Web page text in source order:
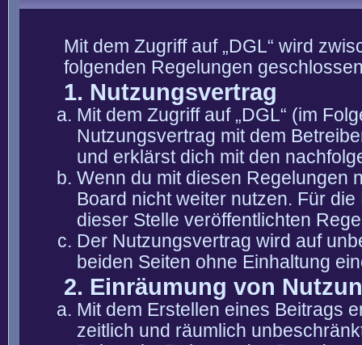
Mit dem Zugriff auf „DGL“ wird
folgenden Regelungen
1. Nutzungsvertrag
Mit dem Zugriff auf „DGL“ (im
Nutzungsvertrag mit dem
und erklärst dich mit den
Wenn du mit diesen Regelungen
Board nicht weiter nutzen. Für
dieser Stelle veröffentlichten
Der Nutzungsvertrag wird auf
beiden Seiten ohne Einhaltung
2. Einräumung von
Mit dem Erstellen eines Beitrags
zeitlich und räumlich